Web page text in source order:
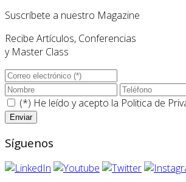
Suscríbete a nuestro Magazine
Recibe Artículos, Conferencias
y Master Class
(*) He leído y acepto la Politica de
Síguenos